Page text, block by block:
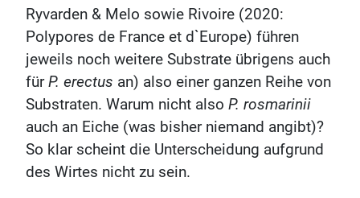
Ryvarden & Melo sowie Rivoire (2020:
Polypores de France et d`Europe) führen
jeweils noch weitere Substrate übrigens auch
fürP. erectus an) also einer ganzen Reihe von
Substraten. Warum nicht also P. rosmarinii
auch an Eiche (was bisher niemand angibt)?
So klar scheint die Unterscheidung aufgrund
des Wirtes nicht zu sein.